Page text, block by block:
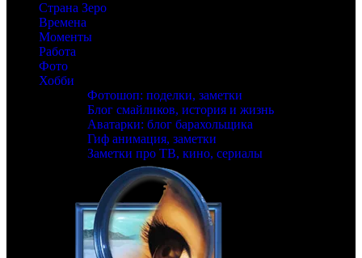
Страна Зеро
Времена
Моменты
Работа
Фото
Хобби
Фотошоп: поделки, заметки
Блог смайликов, история и жизнь
Аватарки: блог барахольщика
Гиф анимация, заметки
Заметки про ТВ, кино, сериалы